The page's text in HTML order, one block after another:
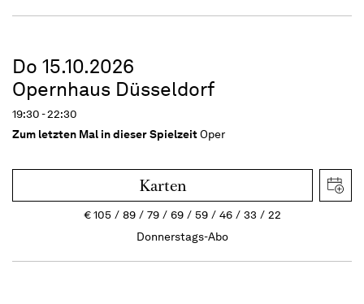
Do 15.10.2026
Opernhaus Düsseldorf
19:30 - 22:30
Zum letzten Mal in dieser SpielzeitOper
Karten
€105 89 79 69 59 46 33
22
Donnerstags-Abo